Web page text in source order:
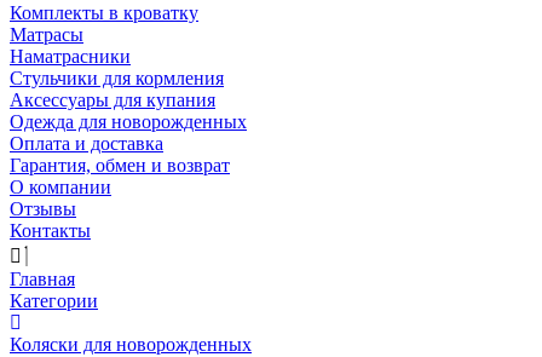
Комплекты в кроватку
Матрасы
Наматрасники
Стульчики для кормления
Аксессуары для купания
Одежда для новорожденных
Оплата и доставка
Гарантия, обмен и возврат
О компании
Отзывы
Контакты
Главная
Категории
Коляски для новорожденных